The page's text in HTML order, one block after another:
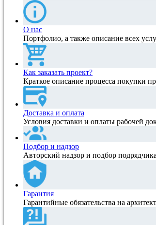
О нас
Портфолио, а также описание всех
Как заказать проект?
Краткое описание процесса покупки
Доставка и оплата
Условия доставки и оплаты рабочей
Подбор и надзор
Авторский надзор и подбор
Гарантия
Гарантийные обязательства на